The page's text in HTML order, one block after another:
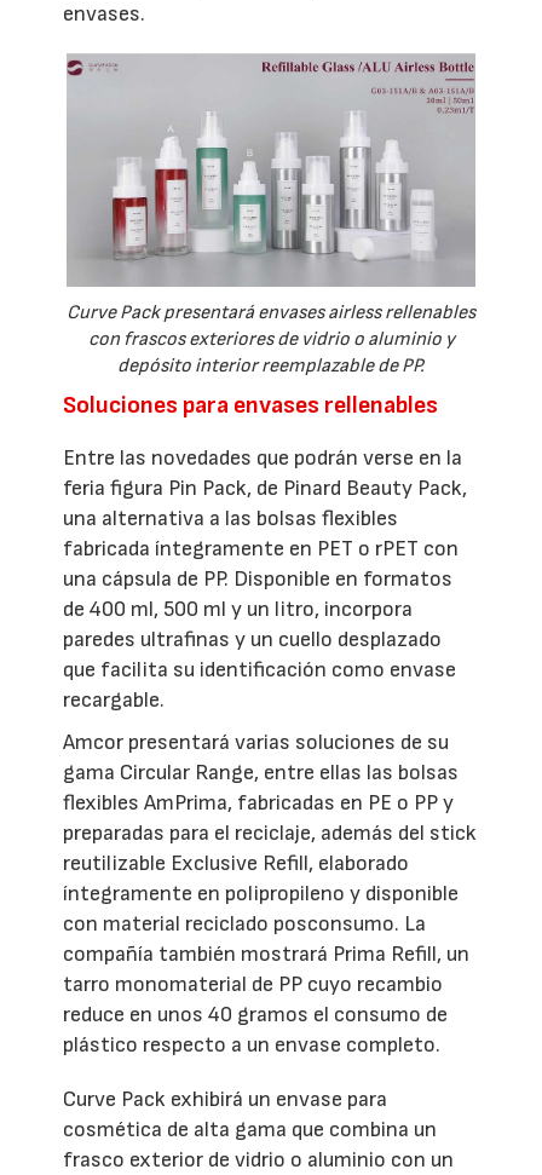
envases.
Curve Pack presentará envases airless rellenables
con frascos exteriores de vidrio o aluminio y
depósito interior reemplazable de PP.
Soluciones para envases rellenables
Entre las novedades que podrán verse en la
feria figura Pin Pack, de Pinard Beauty Pack,
una alternativa a las bolsas flexibles
fabricada íntegramente en PET o rPET con
una cápsula de PP. Disponible en formatos
de 400 ml, 500 ml y un litro, incorpora
paredes ultrafinas y un cuello desplazado
que facilita su identificación como envase
recargable.
Amcor presentará varias soluciones de su
gama Circular Range, entre ellas las bolsas
flexibles AmPrima, fabricadas en PE o PP y
preparadas para el reciclaje, además del stick
reutilizable Exclusive Refill, elaborado
íntegramente en polipropileno y disponible
con material reciclado posconsumo. La
compañía también mostrará Prima Refill, un
tarro monomaterial de PP cuyo recambio
reduce en unos 40 gramos el consumo de
plástico respecto a un envase completo.
Curve Pack exhibirá un envase para
cosmética de alta gama que combina un
frasco exterior de vidrio o aluminio con un